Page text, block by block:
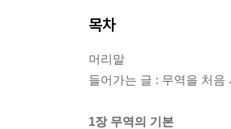
목차
머리말
들어가는 글 : 무역을 처
1장 무역의 기본